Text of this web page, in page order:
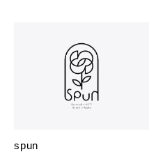
spun